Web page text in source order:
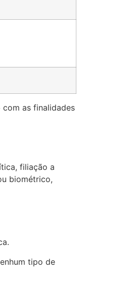
as finalidades
filiação a
biométrico,
tipo de